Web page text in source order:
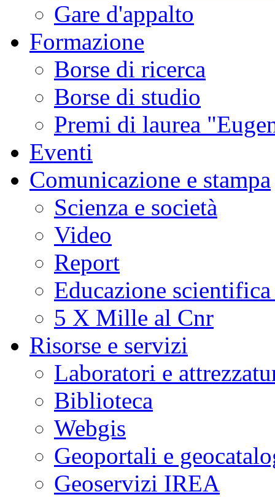
Gare d'appalto
Formazione
Borse di ricerca
Borse di studio
Premi di laurea
Eventi
Comunicazione e stampa
Scienza e società
Video
Report
Educazione
5 X Mille al Cnr
Risorse e servizi
Laboratori e
Biblioteca
Webgis
Geoportali e
Geoservizi IREA